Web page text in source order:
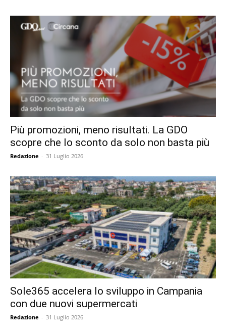
Più promozioni, meno risultati. La GDO
scopre che lo sconto da solo non basta più
Redazione - 31 Luglio 2026
Sole365 accelera lo sviluppo in Campania
con due nuovi supermercati
Redazione - 31 Luglio 2026